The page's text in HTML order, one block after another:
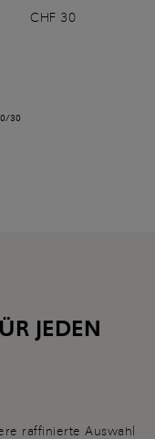
CHF 30
/30
JEDEN
raffinierte Auswahl